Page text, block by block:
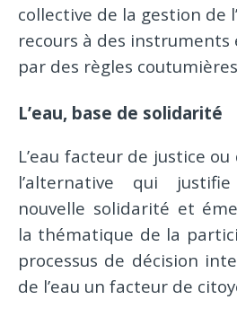
collective de la gestion de
recours à des instruments
par des règles coutumières
L’eau, base de solidarité
L’eau facteur de justice
l’alternative qui
nouvelle solidarité et
la thématique de la
processus de décision
de l’eau un facteur de